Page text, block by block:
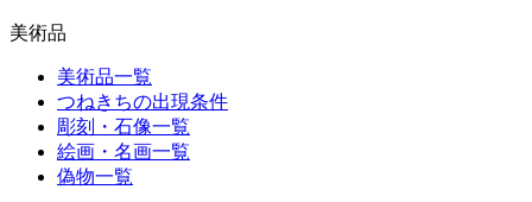
美術品
美術品一覧
つねきちの出現条件
彫刻・石像一覧
絵画・名画一覧
偽物一覧